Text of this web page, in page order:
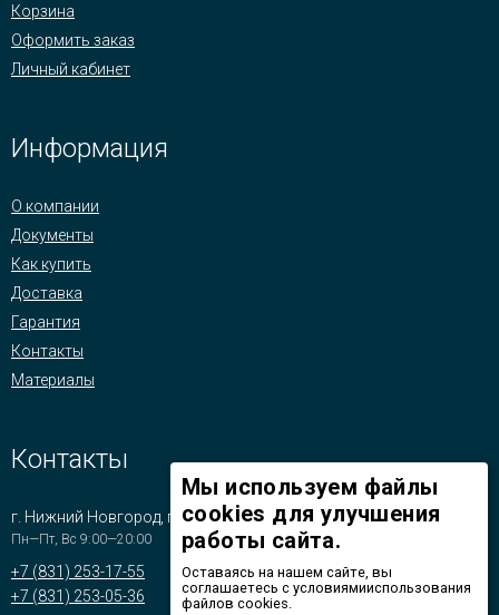
Корзина
Оформить заказ
Личный кабинет
Информация
О компании
Документы
Как купить
Доставка
Гарантия
Контакты
Материалы
Контакты
г. Нижний Новгород, пр-т Бусыгина, д.1
Пн—Пт, Вс 9:00—20:00
+7 (831) 253-17-55
+7 (831) 253-05-36
Мы используем файлы
cookies для улучшения
работы сайта.
Оставаясь на нашем сайте, вы
соглашаетесь с условиямииспользования
файлов cookies.